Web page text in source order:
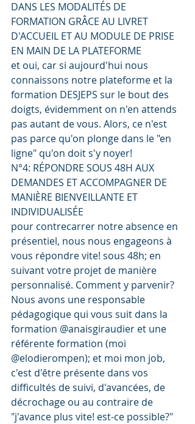
DANS LES MODALITÉS DE
FORMATION GRÂCE AU LIVRET
D'ACCUEIL ET AU MODULE DE PRISE
EN MAIN DE LA PLATEFORME
et oui, car si aujourd'hui nous
connaissons notre plateforme et la
formation DESJEPS sur le bout des
doigts, évidemment on n'en attends
pas autant de vous. Alors, ce n'est
pas parce qu'on plonge dans le "en
ligne" qu'on doit s'y noyer!
N°4: RÉPONDRE SOUS 48H AUX
DEMANDES ET ACCOMPAGNER DE
MANIÈRE BIENVEILLANTE ET
INDIVIDUALISÉE
pour contrecarrer notre absence en
présentiel, nous nous engageons à
vous répondre vite! sous 48h; en
suivant votre projet de manière
personnalisé. Comment y parvenir?
Nous avons une responsable
pédagogique qui vous suit dans la
formation @anaisgiraudier et une
référente formation (moi
@elodierompen); et moi mon job,
c'est d'être présente dans vos
difficultés de suivi, d'avancées, de
décrochage ou au contraire de
"j'avance plus vite! est-ce possible?"